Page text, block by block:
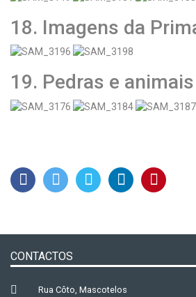
18. Imagens da
19. Pedras e animais
CONTACTOS
Rua Côto, Mascotelos